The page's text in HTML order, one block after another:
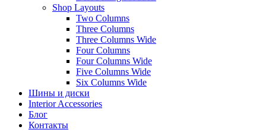
Shop Layouts
Two Columns
Three Columns
Three Columns Wide
Four Columns
Four Columns Wide
Five Columns Wide
Six Columns Wide
Шины и диски
Interior Accessories
Блог
Контакты